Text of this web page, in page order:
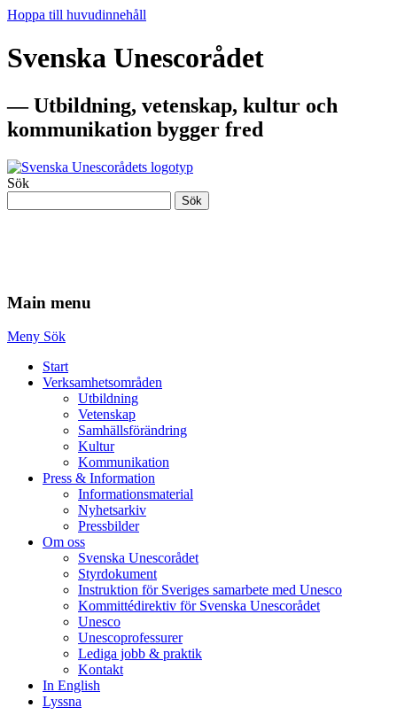
Hoppa till huvudinnehåll
Svenska Unescorådet
— Utbildning, vetenskap, kultur och
kommunikation bygger fred
Sök
Sök
Main menu
Meny Sök
Start
Verksamhetsområden
Utbildning
Vetenskap
Samhällsförändring
Kultur
Kommunikation
Press & Information
Informationsmaterial
Nyhetsarkiv
Pressbilder
Om oss
Svenska Unescorådet
Styrdokument
Instruktion för Sveriges samarbete med Unesco
Kommittédirektiv för Svenska Unescorådet
Unesco
Unescoprofessurer
Lediga jobb & praktik
Kontakt
In English
Lyssna